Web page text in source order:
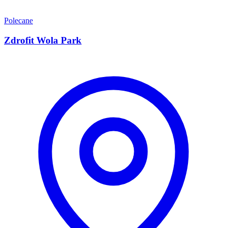
Polecane
Zdrofit Wola Park